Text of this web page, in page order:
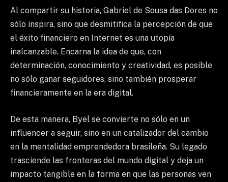
Al compartir su historia, Gabriel de Sousa das Dores no
sólo inspira, sino que desmitifica la percepción de que
el éxito financiero en Internet es una utopía
inalcanzable. Encarna la idea de que, con
determinación, conocimiento y creatividad, es posible
no sólo ganar seguidores, sino también prosperar
financieramente en la era digital.
De esta manera, Byel se convierte no sólo en un
influencer a seguir, sino en un catalizador del cambio
en la mentalidad emprendedora brasileña. Su legado
trasciende las fronteras del mundo digital y deja un
impacto tangible en la forma en que las personas ven